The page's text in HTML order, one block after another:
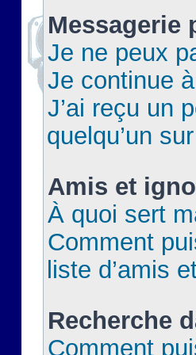
Messagerie
Je ne peux
Je continue
J’ai reçu un
quelqu’un
Amis et
À quoi sert
Comment
liste d’amis
Recherche
Comment